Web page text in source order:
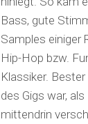
Bass, gute
Samples einiger
Hip-Hop bzw.
Klassiker.
des Gigs war,
mittendrin